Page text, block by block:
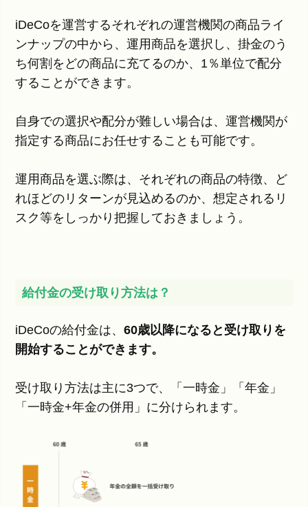
iDeCoを運営するそれぞれの運営機関の商品ライ
ンナップの中から、運用商品を選択し、掛金のう
ち何割をどの商品に充てるのか、1％単位で配分
することができます。
自身での選択や配分が難しい場合は、運営機関が
指定する商品にお任せすることも可能です。
運用商品を選ぶ際は、それぞれの商品の特徴、ど
れほどのリターンが見込めるのか、想定されるリ
スク等をしっかり把握しておきましょう。
給付金の受け取り方法は？
iDeCoの給付金は、60歳以降になると受け取りを
開始することができます。
受け取り方法は主に3つで、「一時金」「年金」
「一時金+年金の併用」に分けられます。